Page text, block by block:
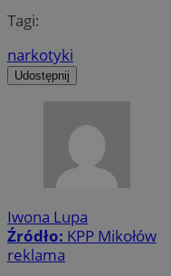
Tagi:
narkotyki
Udostępnij
Iwona Lupa
Źródło: KPP Mikołów
reklama